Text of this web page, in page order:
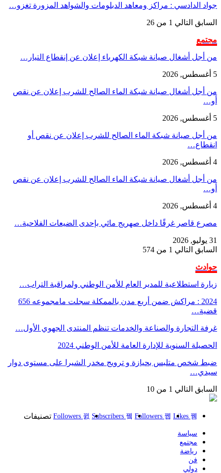
جواد الدادسي : مراكز ومعاهد الدبلومات والشواهد المزورة تغزو…
السابق التالي 1 من 26
مجتمع
من أجل أشغال صيانة شبكة الكهرباء إعلان عن إنقطاع التيار…
5 أغسطس, 2026
من أجل أشغال صيانة شبكة الماء الصالح للشرب إعلان عن نقص
أو…
5 أغسطس, 2026
من أجل صيانة شبكة الماء الصالح للشرب إعلان عن نقص أو
انقطاع…
4 أغسطس, 2026
من أجل أشغال صيانة شبكة الماء الصالح للشرب إعلان عن نقص
أو…
4 أغسطس, 2026
مصرع قاصر غرقًا داخل صهريج مائي بإحدى الضيعات الفلاحية…
31 يوليو, 2026
السابق التالي 1 من 574
حوادث
زيارة استطلاعية للمدير العام للأمن الوطني ولمراقبة التراب…
2024 : مراكش ضمن أربع مدن بالممكلة سجلت مامجموعه 656
قضية…
غرفة التجارة والصناعة والخدمات تنظم المنتدى الجهوي الأول…
الحصيلة السنوية للإدارة العامة للأمن الوطني 2024
ضبط شخص متلبس بحيازة و ترويج مخدر الشيرا على مستوى دوار
سيدي…
السابق التالي 1 من 10
تصنيفات
سياسة
مجتمع
رياضة
فن
دولي